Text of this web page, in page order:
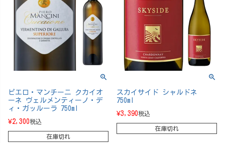
ピエロ・マンチーニ クカイオ
ーネ ヴェルメンティーノ・デ
ィ・ガッルーラ 750ml
¥2,300税込
在庫切れ
スカイサイド シャルドネ
750ml
¥3,390税込
在庫切れ